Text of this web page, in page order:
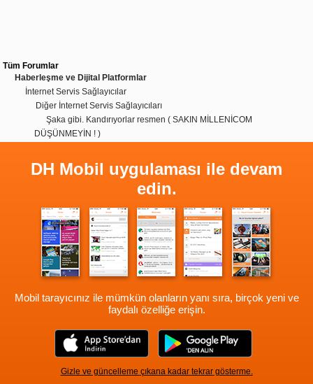
Tüm Forumlar
Haberleşme ve Dijital Platformlar
İnternet Servis Sağlayıcılar
Diğer İnternet Servis Sağlayıcıları
Şaka gibi. Kandırıyorlar resmen ( SAKIN MİLLENİCOM
DÜŞÜNMEYİN ! )
DH Mobil uygulaması ile devam
edin.
Mobil tarayıcınız ile mümkün olanların yanı sıra, birçok yeni ve
faydalı özelliğe erişin.
Gizle ve güncelleme çıkana kadar tekrar gösterme.